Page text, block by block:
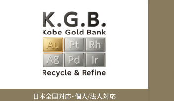
日本全国対応・個人/法人対応